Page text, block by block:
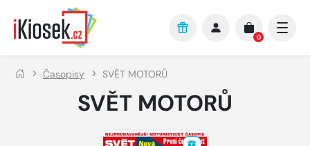
Přejít na hlavní obsah
0
Časopisy SVĚT MOTORŮ
SVĚT MOTORŮ